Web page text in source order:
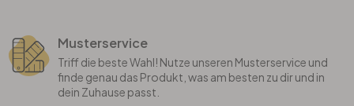
Musterservice
Triff die beste Wahl! Nutze unseren Musterservice und
finde genau das Produkt, was am besten zu dir und in
dein Zuhause passt.